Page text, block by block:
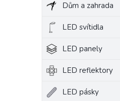
p
Dům a zahrada
LED svítidla
LED panely
LED reflektory
LED pásky